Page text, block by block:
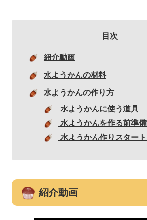
目次
紹介動画
水ようかんの材料
水ようかんの作り方
水ようかんに使う道具
水ようかんを作る前準備
水ようかん作りスタート
紹介動画